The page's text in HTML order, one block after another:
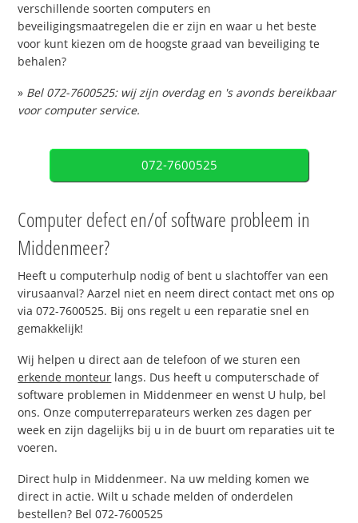
verschillende soorten computers en
beveiligingsmaatregelen die er zijn en waar u het beste
voor kunt kiezen om de hoogste graad van beveiliging te
behalen?
» Bel 072-7600525: wij zijn overdag en 's avonds bereikbaar
voor computer service.
072-7600525
Computer defect en/of software probleem in
Middenmeer?
Heeft u computerhulp nodig of bent u slachtoffer van een
virusaanval? Aarzel niet en neem direct contact met ons op
via 072-7600525. Bij ons regelt u een reparatie snel en
gemakkelijk!
Wij helpen u direct aan de telefoon of we sturen een
erkende monteur langs. Dus heeft u computerschade of
software problemen in Middenmeer en wenst U hulp, bel
ons. Onze computerreparateurs werken zes dagen per
week en zijn dagelijks bij u in de buurt om reparaties uit te
voeren.
Direct hulp in Middenmeer. Na uw melding komen we
direct in actie. Wilt u schade melden of onderdelen
bestellen? Bel 072-7600525